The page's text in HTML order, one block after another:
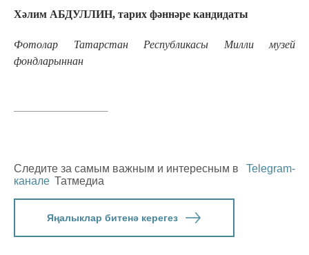
Хәлим АБДУЛЛИН, тарих фәннәре кандидаты
Фотолар Татарстан Республикасы Милли музей
фондларыннан
Следите за самым важным и интересным в
Telegram-
канале Татмедиа
Яңалыклар битенә керегез